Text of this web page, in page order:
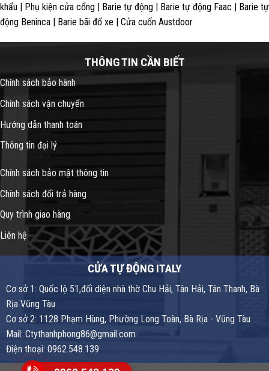
khẩu | Phụ kiện cửa cổng | Barie tự động | Barie tự động Faac | Barie tự
động Beninca | Barie bãi đổ xe | Cửa cuốn Austdoor
THÔNG TIN CẦN BIẾT
Chính sách bảo hành
Chính sách vận chuyển
Hướng dẫn thanh toán
Thông tin đại lý
Chính sách bảo mật thông tin
Chính sách đổi trả hàng
Quy trình giao hàng
Liên hệ
CỬA TỰ ĐỘNG ITALY
Cơ sở 1: Quốc lộ 51,đối diện nhà thờ Chu Hải, Tân Hải, Tân Thanh, Bà
Rịa Vũng Tàu
Cơ sở 2: 1128 Phạm Hùng, Phường Long Toàn, Bà Rịa - Vũng Tàu
Mail: Ctythanhphong86@gmail.com
Điện thoại: 0962.548.139